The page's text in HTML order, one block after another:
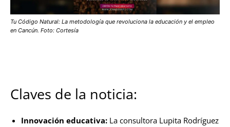
Tu Código Natural: La metodología que revoluciona la educación y el empleo
en Cancún. Foto: Cortesía
Claves de la noticia:
Innovación educativa: La consultora Lupita Rodríguez